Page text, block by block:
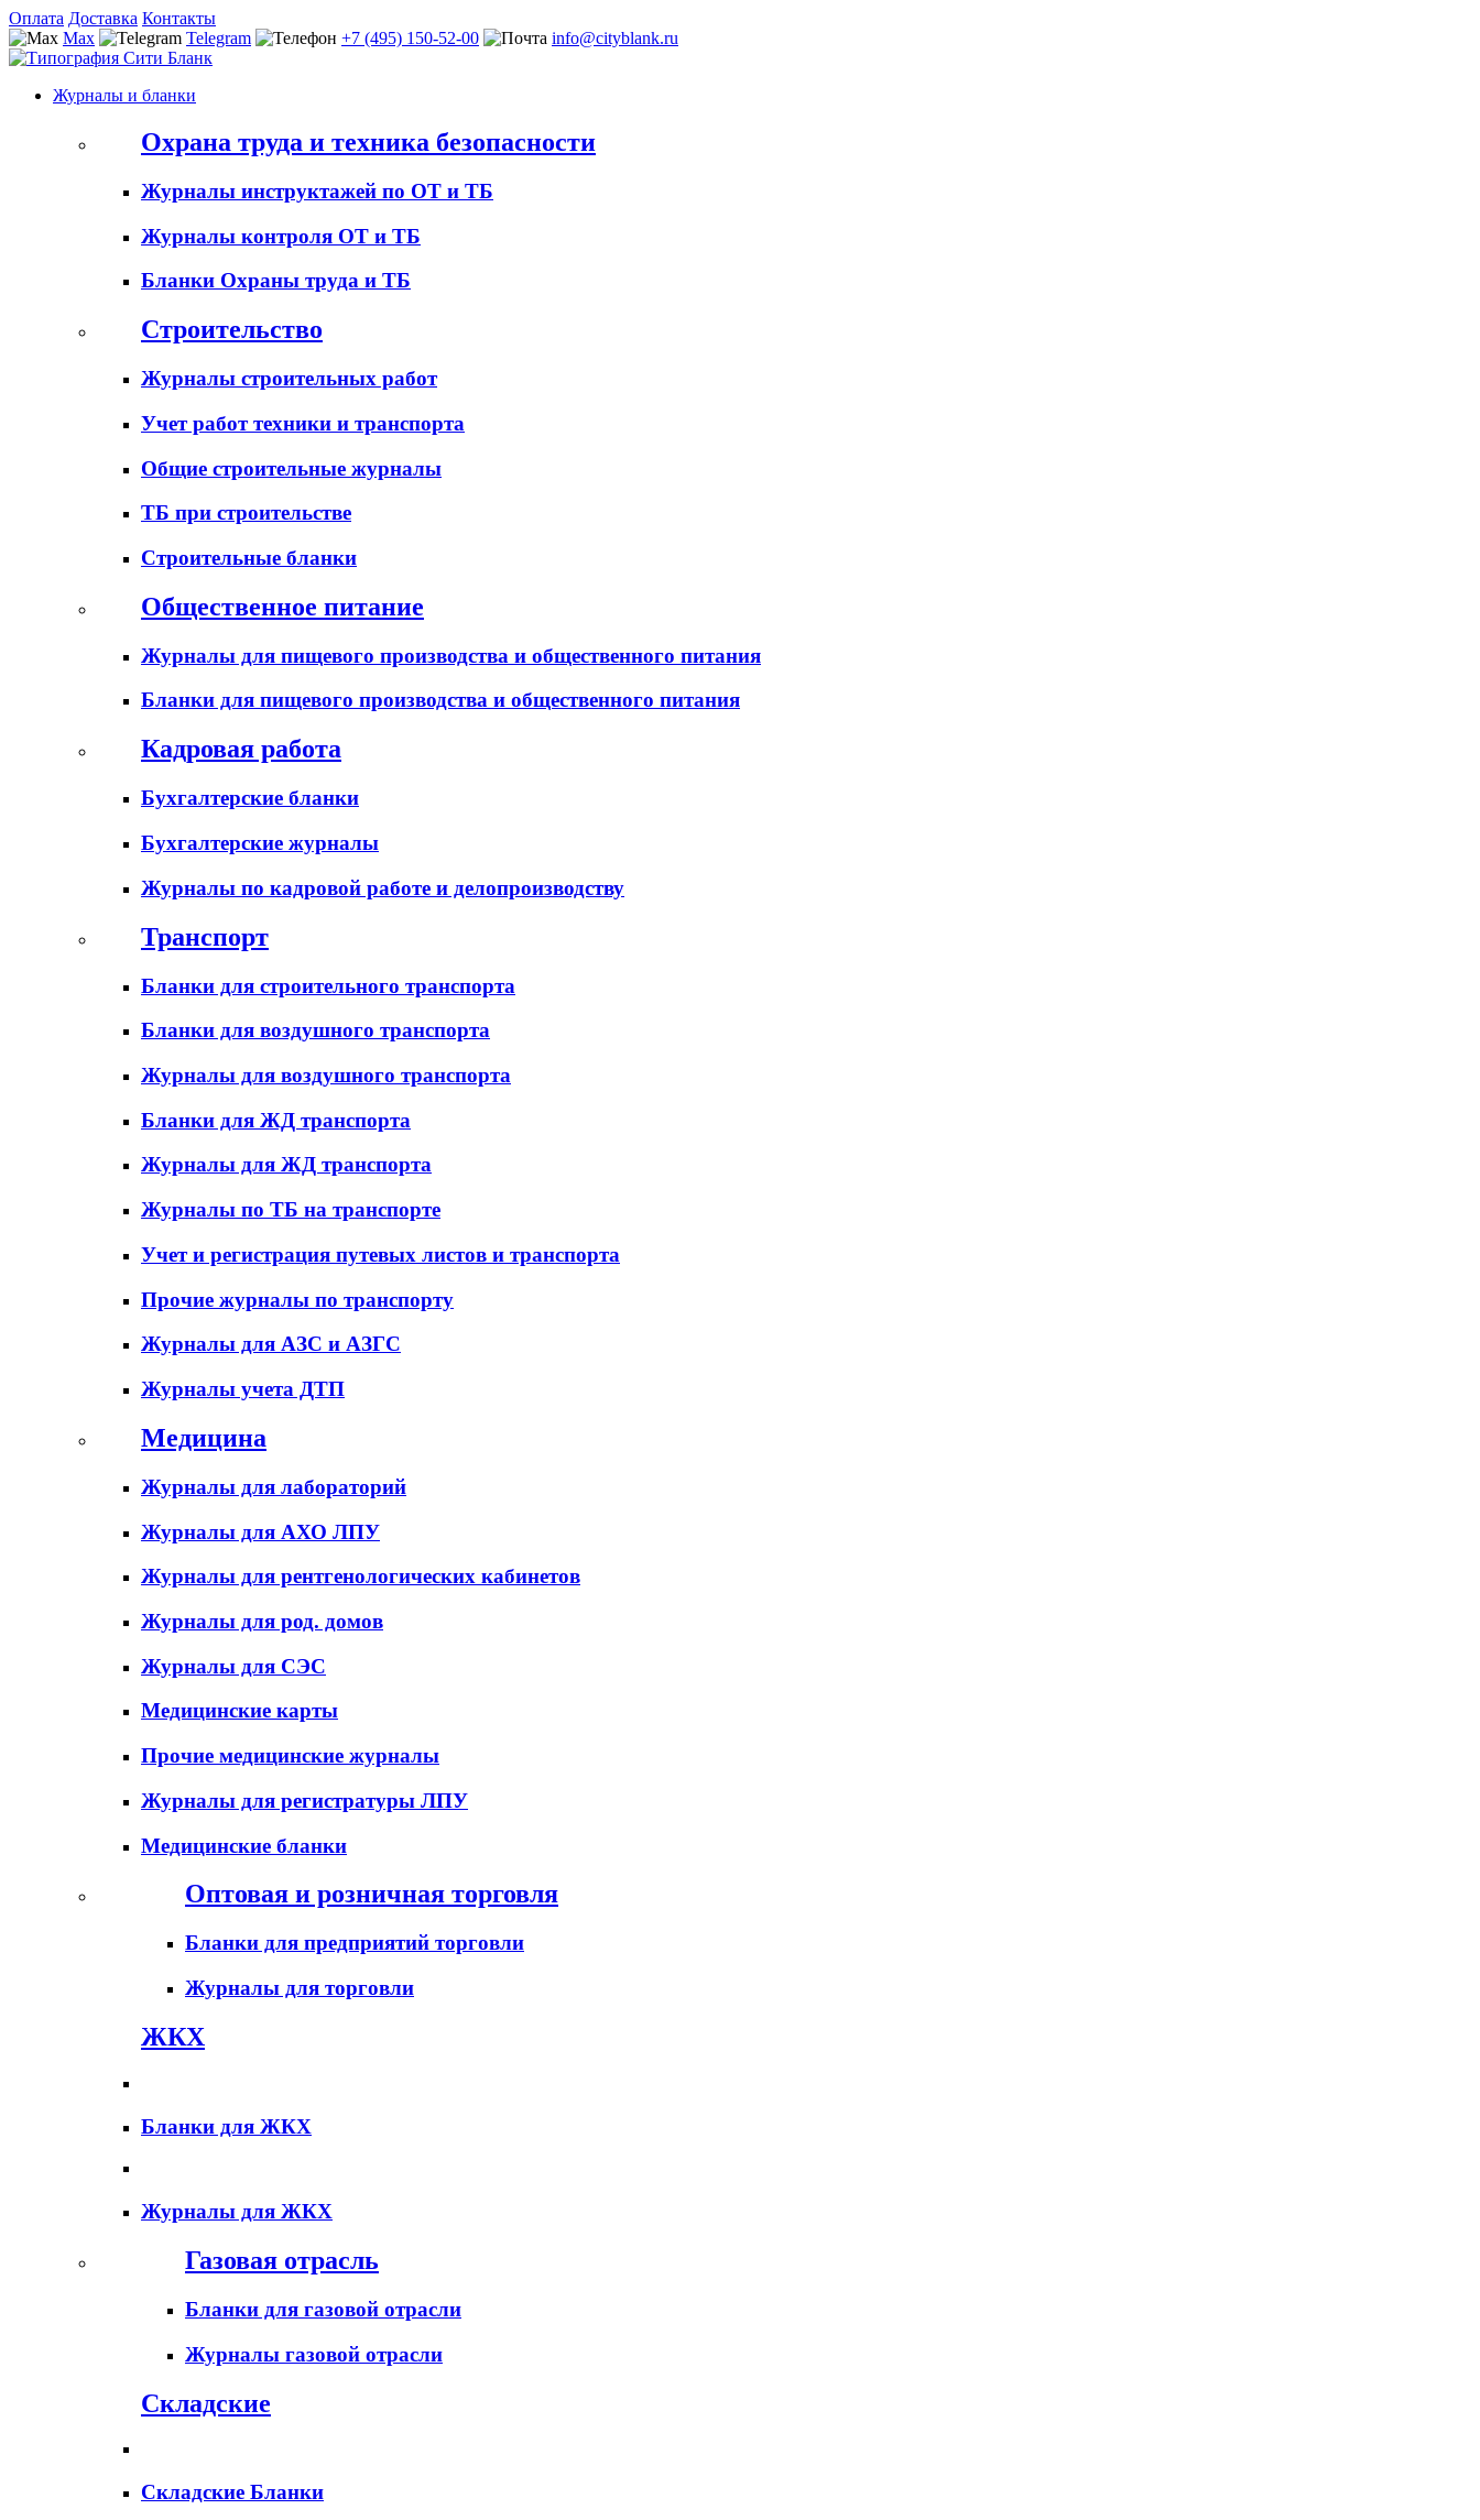
Оплата Доставка Контакты
Max
Telegram +7 (495) 150-52-00 info@cityblank.ru
Журналы и бланки
Охрана труда и техника безопасности
Журналы инструктажей по ОТ и ТБ
Журналы контроля ОТ и ТБ
Бланки Охраны труда и ТБ
Строительство
Журналы строительных работ
Учет работ техники и транспорта
Общие строительные журналы
ТБ при строительстве
Строительные бланки
Общественное питание
Журналы для пищевого производства и общественного питания
Бланки для пищевого производства и общественного питания
Кадровая работа
Бухгалтерские бланки
Бухгалтерские журналы
Журналы по кадровой работе и делопроизводству
Транспорт
Бланки для строительного транспорта
Бланки для воздушного транспорта
Журналы для воздушного транспорта
Бланки для ЖД транспорта
Журналы для ЖД транспорта
Журналы по ТБ на транспорте
Учет и регистрация путевых листов и транспорта
Прочие журналы по транспорту
Журналы для АЗС и АЗГС
Журналы учета ДТП
Медицина
Журналы для лабораторий
Журналы для АХО ЛПУ
Журналы для рентгенологических кабинетов
Журналы для род. домов
Журналы для СЭС
Медицинские карты
Прочие медицинские журналы
Журналы для регистратуры ЛПУ
Медицинские бланки
Оптовая и розничная торговля
Бланки для предприятий торговли
Журналы для торговли
ЖКХ
Бланки для ЖКХ
Журналы для ЖКХ
Газовая отрасль
Бланки для газовой отрасли
Журналы газовой отрасли
Складские
Складские Бланки